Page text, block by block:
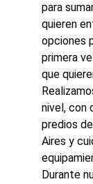
para
quieren
opciones
primera
que
nivel, con
predios
Aires y
Durante